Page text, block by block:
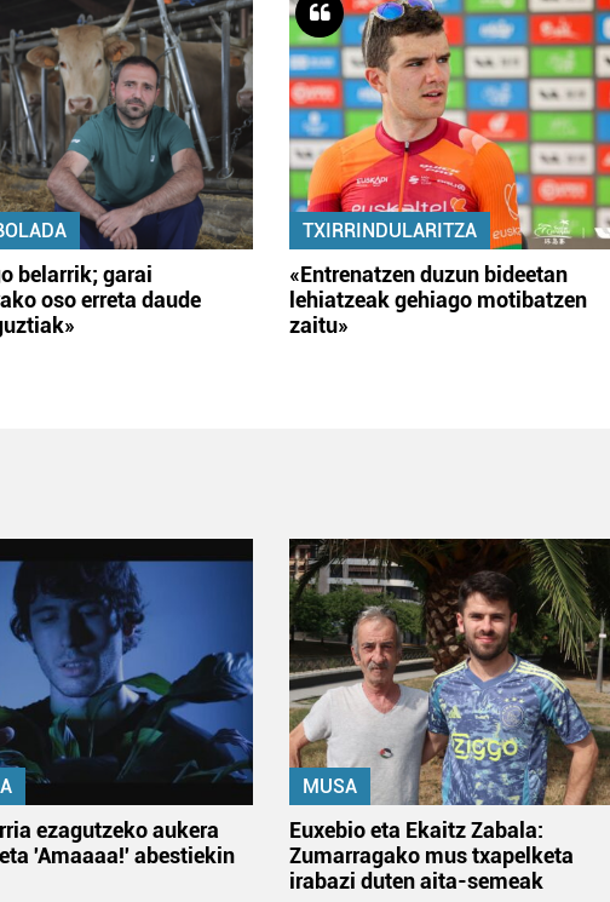
belarrik; garai
oso erreta daude
TXIRRINDULARITZA
«Entrenatzen duzun bideetan
lehiatzeak gehiago motibatzen
zaitu»
ezagutzeko aukera
'Amaaaa!' abestiekin
MUSA
Euxebio eta Ekaitz Zabala:
Zumarragako mus txapelketa
irabazi duten aita-semeak